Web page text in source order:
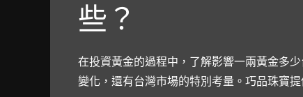
些？
在投資黃金的過程中，了解影響一兩黃金多
變化，還有台灣市場的特別考量。巧品珠寶